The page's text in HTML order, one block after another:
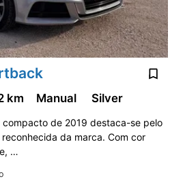
km Manual Silver
compacto de 2019 destaca-se pelo
da marca. Com cor
…